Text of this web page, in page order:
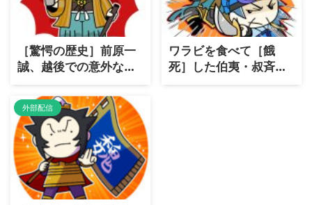
［驚愕の歴史］前原一
誠、越後での意外な善
政とは？
ワラビを食べて［餓
死］した伯夷・叔斉兄
弟の悲劇！
外部配信